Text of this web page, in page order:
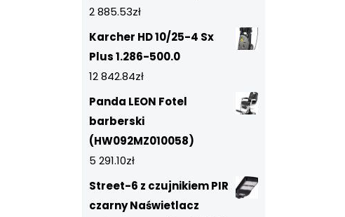
2 885.53zł
Karcher HD 10/25-4 Sx
Plus 1.286-500.0
12 842.84zł
Panda LEON Fotel
barberski
(HW092MZ010058)
5 291.10zł
Street-6 z czujnikiem PIR
czarny Naświetlacz